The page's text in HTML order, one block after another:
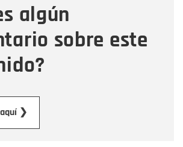
algún
sobre este
❯